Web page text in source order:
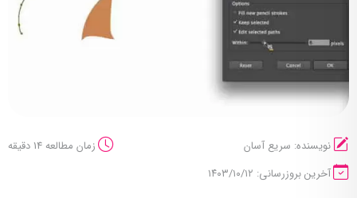
نویسنده: سریع آسان
زمان مطالعه 14 دقیقه
آخرین بروزرسانی: ۱۴۰۳/۱۰/۱۲